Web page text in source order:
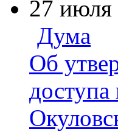
27 июля
Дума
Об